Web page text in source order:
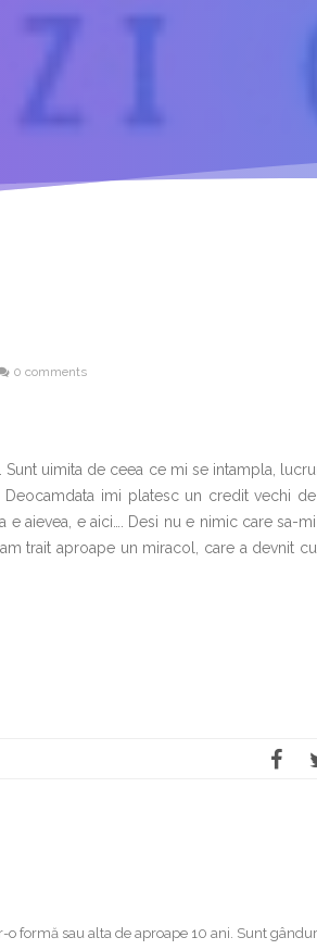
0 comments
uimita de ceea ce mi se intampla,
imi platesc un credit vechi
aievea, e aici…. Desi nu e nimic care sa-
trait aproape un miracol, care a devnit
o formă sau alta de aproape 10 ani. Sunt